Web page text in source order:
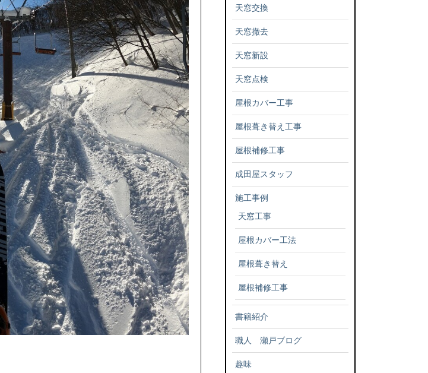
天窓交換
天窓撤去
天窓新設
天窓点検
屋根カバー工事
屋根葺き替え工事
屋根補修工事
成田屋スタッフ
施工事例
天窓工事
屋根カバー工法
屋根葺き替え
屋根補修工事
書籍紹介
職人 瀬戸ブログ
趣味